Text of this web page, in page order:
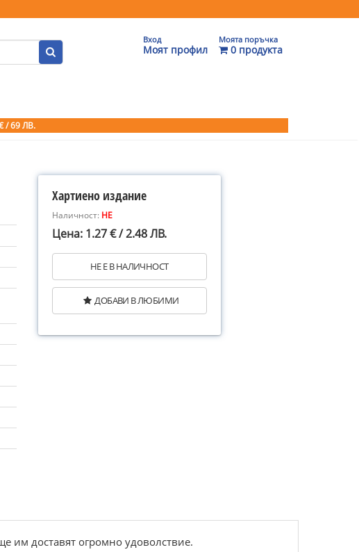
Вход
Моят профил
Моята поръчка
0 продукта
/ 69 ЛВ.
Хартиено издание
Наличност: НЕ
Цена: 1.27 € / 2.48 ЛВ.
НЕ Е В НАЛИЧНОСТ
ДОБАВИ В ЛЮБИМИ
им доставят огромно удоволствие.